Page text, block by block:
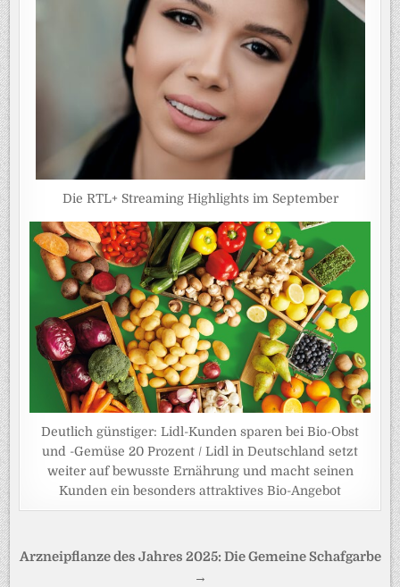
Die RTL+ Streaming Highlights im September
Deutlich günstiger: Lidl-Kunden sparen bei Bio-Obst
und -Gemüse 20 Prozent / Lidl in Deutschland setzt
weiter auf bewusste Ernährung und macht seinen
Kunden ein besonders attraktives Bio-Angebot
Beitragsnavigation
Arzneipflanze des Jahres 2025: Die Gemeine Schafgarbe
→